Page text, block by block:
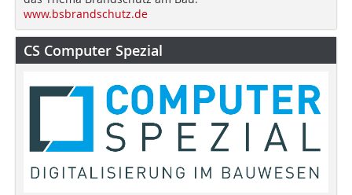
www.bsbrandschutz.de
CS Computer Spezial